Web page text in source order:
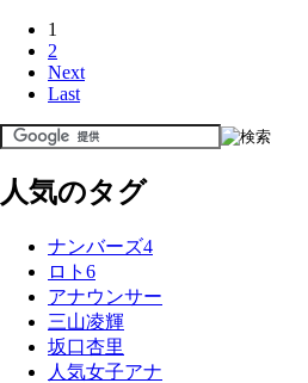
1
2
Next
Last
人気のタグ
ナンバーズ4
ロト6
アナウンサー
三山凌輝
坂口杏里
人気女子アナ